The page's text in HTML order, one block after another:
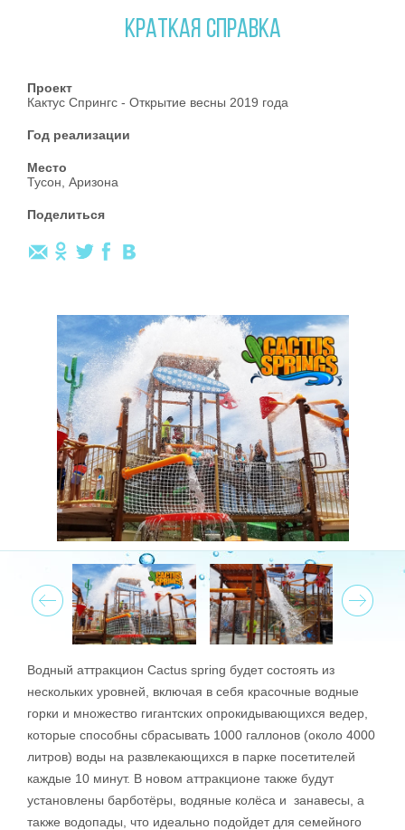
Prev Next
КРАТКАЯ СПРАВКА
Проект
Кактус Спрингс - Открытие весны 2019 года
Год реализации
Место
Тусон, Аризона
Поделиться
Водный аттракцион Cactus spring будет состоять из
нескольких уровней, включая в себя красочные водные
горки и множество гигантских опрокидывающихся ведер,
которые способны сбрасывать 1000 галлонов (около 4000
литров) воды на развлекающихся в парке посетителей
каждые 10 минут. В новом аттракционе также будут
установлены барботёры, водяные колёса и занавесы, а
также водопады, что идеально подойдет для семейного